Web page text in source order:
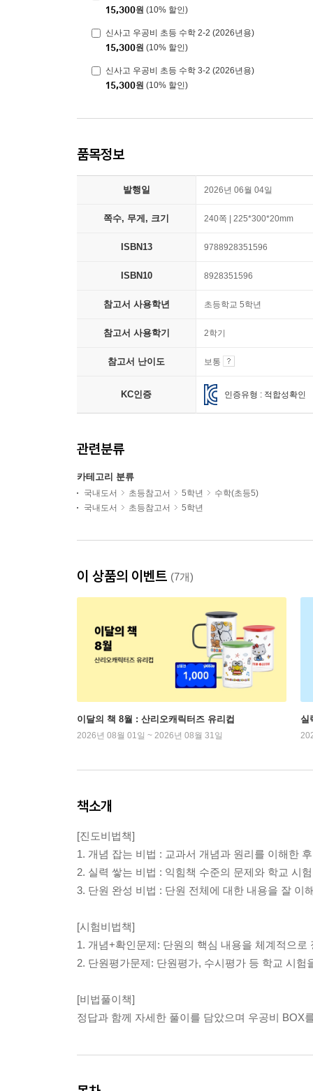
15,300원 (10% 할인)
신사고 우공비 초등 수학 2-2 (2026년용)
15,300원 (10% 할인)
신사고 우공비 초등 수학 3-2 (2026년용)
15,300원 (10% 할인)
품목정보
발행일 2026년 06월 04일
쪽수, 무게, 크기 240쪽 | 225*300*20mm
ISBN13 9788928351596
ISBN10 8928351596
참고서 사용학년 초등학교 5학년
참고서 사용학기 2학기
참고서 난이도 보통
KC인증 인증유형 : 적합성확인
관련분류
카테고리 분류
국내도서 초등참고서 5학년
수학(초등5)
국내도서
초등참고서 5학년
이 상품의 이벤트 (7개)
이달의 책 8월 : 산리오캐릭터즈 유리컵
2026년 08월 01일 ~ 2026년 08월 31일
실
책소개
[진도비법책]
1. 개념 잡는 비법 : 교과서 개념과 원리를 이해한
2. 실력 쌓는 비법 : 익힘책 수준의 문제와 학교 시
3. 단원 완성 비법 : 단원 전체에 대한 내용을 잘 이
[시험비법책]
1. 개념+확인문제: 단원의 핵심 내용을 체계적으
2. 단원평가문제: 단원평가, 수시평가 등 학교 시
[비법풀이책]
정답과 함께 자세한 풀이를 담았으며 우공비 BOX